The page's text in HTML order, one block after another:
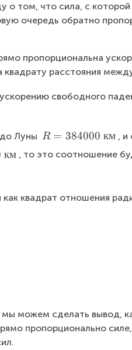
6
0
3
6
о том, что сила, с
очередь обратно
пропорциональна
расстояния
свободного
Луны R
0
R = 384000 км , и
км , то это соотношение
квадрат отношения
можем сделать вывод,
пропорционально